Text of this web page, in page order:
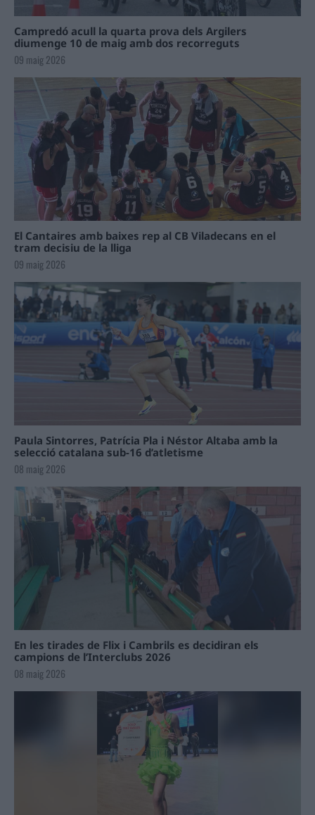
Campredó acull la quarta prova dels Argilers
diumenge 10 de maig amb dos recorreguts
09 maig 2026
El Cantaires amb baixes rep al CB Viladecans en el
tram decisiu de la lliga
09 maig 2026
Paula Sintorres, Patrícia Pla i Néstor Altaba amb la
selecció catalana sub-16 d’atletisme
08 maig 2026
En les tirades de Flix i Cambrils es decidiran els
campions de l’Interclubs 2026
08 maig 2026